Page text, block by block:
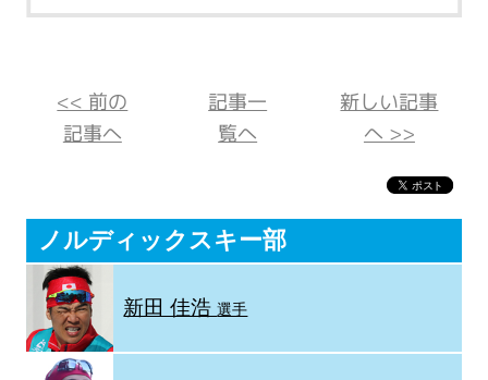
<< 前の
記事へ
記事一
覧へ
新しい記事
へ >>
ノルディックスキー部
新田 佳浩選手